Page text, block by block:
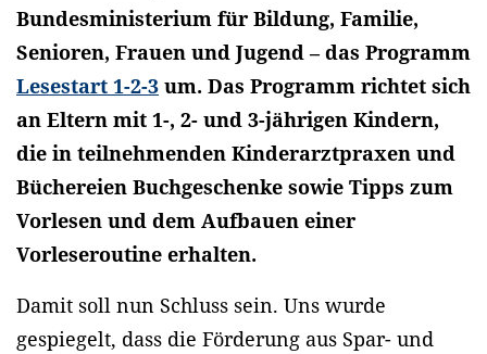
Bundesministerium für Bildung, Familie,
Senioren, Frauen und Jugend – das Programm
Lesestart 1-2-3 um. Das Programm richtet sich
an Eltern mit 1-, 2- und 3-jährigen Kindern,
die in teilnehmenden Kinderarztpraxen und
Büchereien Buchgeschenke sowie Tipps zum
Vorlesen und dem Aufbauen einer
Vorleseroutine erhalten.
Damit soll nun Schluss sein. Uns wurde
gespiegelt, dass die Förderung aus Spar- und